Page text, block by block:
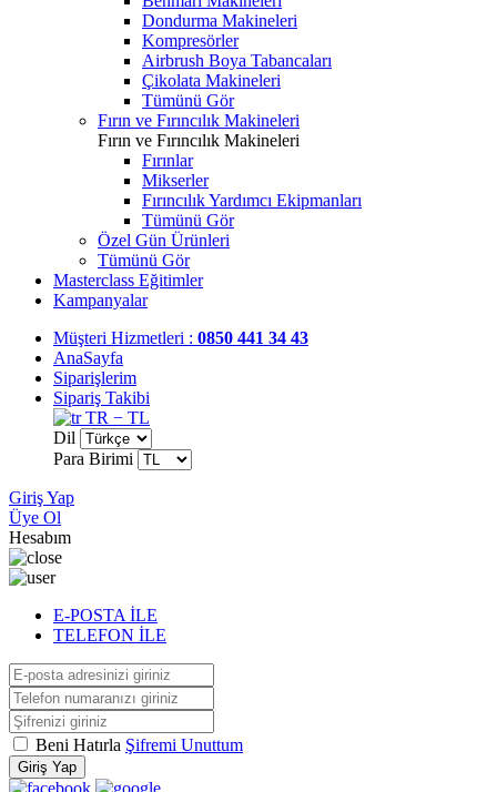
Dondurma Makineleri
Kompresörler
Airbrush Boya Tabancaları
Çikolata Makineleri
Tümünü Gör
Fırın ve Fırıncılık Makineleri
Fırın ve Fırıncılık Makineleri
Fırınlar
Mikserler
Fırıncılık Yardımcı Ekipmanları
Tümünü Gör
Özel Gün Ürünleri
Tümünü Gör
Masterclass Eğitimler
Kampanyalar
Müşteri Hizmetleri : 0850 441 34 43
AnaSayfa
Siparişlerim
Sipariş Takibi
TR − TL
Dil
Para Birimi
Giriş Yap
Üye Ol
Hesabım
E-POSTA İLE
TELEFON İLE
Beni Hatırla Şifremi Unuttum
Giriş Yap